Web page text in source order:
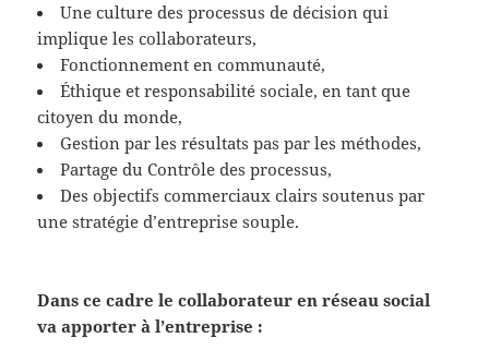
Une culture des processus de décision qui
implique les collaborateurs,
Fonctionnement en communauté,
Éthique et responsabilité sociale, en tant que
citoyen du monde,
Gestion par les résultats pas par les méthodes,
Partage du Contrôle des processus,
Des objectifs commerciaux clairs soutenus par
une stratégie d’entreprise souple.
Dans ce cadre le collaborateur en réseau social
va apporter à l’entreprise :